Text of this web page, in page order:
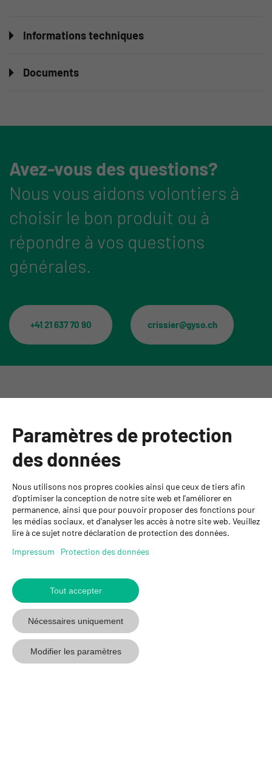
Informations techniques
Documents
Avez-vous des questions?
Nous vous aidons volontiers à
choisir le bon produit ou à
répondre à vos questions
générales.
+41 21 637 70 90 crissier@gyso.ch
Informations
GYSO SA
Succursale Crissier
Chemin de Closalet 20
1023 Crissier
+41 21 637 70 90
www.gyso.ch
suivez
GYSO
sur
suivez
GYSO
Youtube
suivez
GYSO
sur
Linkedin
Paramètres de protection
des données
Nous utilisons nos propres cookies ainsi que ceux de tiers afin
d'optimiser la conception de notre site web et l'améliorer en
permanence, ainsi que pour pouvoir proposer des fonctions pour
les médias sociaux, et d'analyser les accès à notre site web. Veuillez
lire à ce sujet notre déclaration de protection des données.
Impressum
Protection des données
Tout accepter
Nécessaires uniquement
Modifier les paramètres